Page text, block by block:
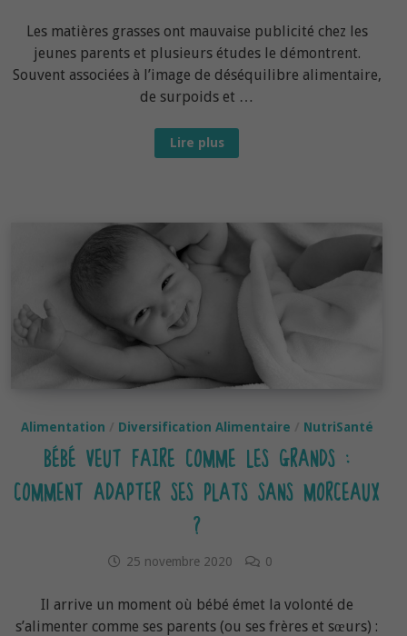
Les matières grasses ont mauvaise publicité chez les
jeunes parents et plusieurs études le démontrent.
Souvent associées à l’image de déséquilibre alimentaire,
de surpoids et …
Quelles
matières
?
Lire plus
Alimentation Diversification Alimentaire NutriSanté
BÉBÉ VEUT FAIRE COMME LES GRANDS :
COMMENT ADAPTER SES PLATS SANS MORCEAUX
?
25 novembre 2020 0
Il arrive un moment où bébé émet la volonté de
s’alimenter comme ses parents (ou ses frères et sœurs) :